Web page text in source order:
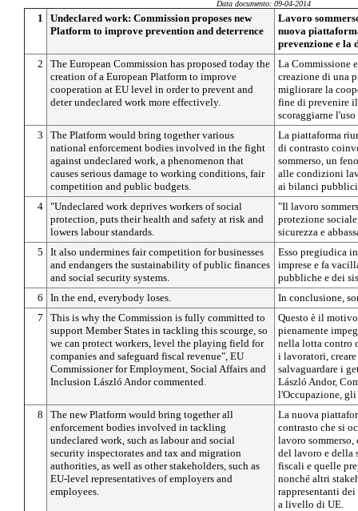
Data documento: 09-04-2014
1
Undeclared work: Commission proposes new
Platform to improve prevention and deterrence
Lavoro
nuova
prevenzione e la
2
The European Commission has proposed today the
creation of a European Platform to improve
cooperation at EU level in order to prevent and
deter undeclared work more effectively.
La Commissione
creazione di una
migliorare la
fine di prevenire
scoraggiarne
3
The Platform would bring together various
national enforcement bodies involved in the fight
against undeclared work, a phenomenon that
causes serious damage to working conditions, fair
competition and public budgets.
La piattaforma
di contrasto
sommerso, un
alle condizioni
ai bilanci
4 "Undeclared work deprives workers of social
protection, puts their health and safety at risk and
lowers labour standards.
"Il lavoro
protezione
sicurezza e
5
It also undermines fair competition for businesses
and endangers the sustainability of public finances
and social security systems.
Esso pregiudica
imprese e fa
pubbliche e dei
6
In the end, everybody loses.
In conclusione,
7
This is why the Commission is fully committed to
support Member States in tackling this scourge, so
we can protect workers, level the playing field for
companies and safeguard fiscal revenue", EU
Commissioner for Employment, Social Affairs and
Inclusion László Andor commented.
Questo è il
pienamente
nella lotta contro
i lavoratori,
salvaguardare i
László Andor,
l'Occupazione,
8
The new Platform would bring together all
enforcement bodies involved in tackling
undeclared work, such as labour and social
security inspectorates and tax and migration
authorities, as well as other stakeholders, such as
EU-level representatives of employers and
employees.
La nuova
contrasto che si
lavoro
del lavoro e della
fiscali e quelle
nonché altri
rappresentanti
a livello di UE.